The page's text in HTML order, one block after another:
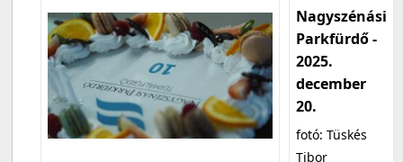
Nagyszénási
Parkfürdő -
2025.
december
20.
fotó: Tüskés
Tibor